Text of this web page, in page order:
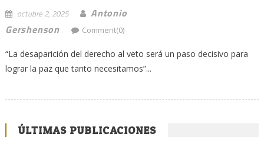
octubre 2, 2025
Antonio
Gershenson
Comment(0)
“La desaparición del derecho al veto será un paso decisivo para
lograr la paz que tanto necesitamos”...
ÚLTIMAS PUBLICACIONES